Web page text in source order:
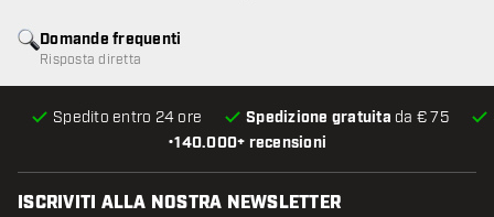
•140.000+ recensioni
Spedito entro 24 ore Spedizione gratuita da € 75
Domande frequenti
Risposta diretta
ISCRIVITI ALLA NOSTRA NEWSLETTER